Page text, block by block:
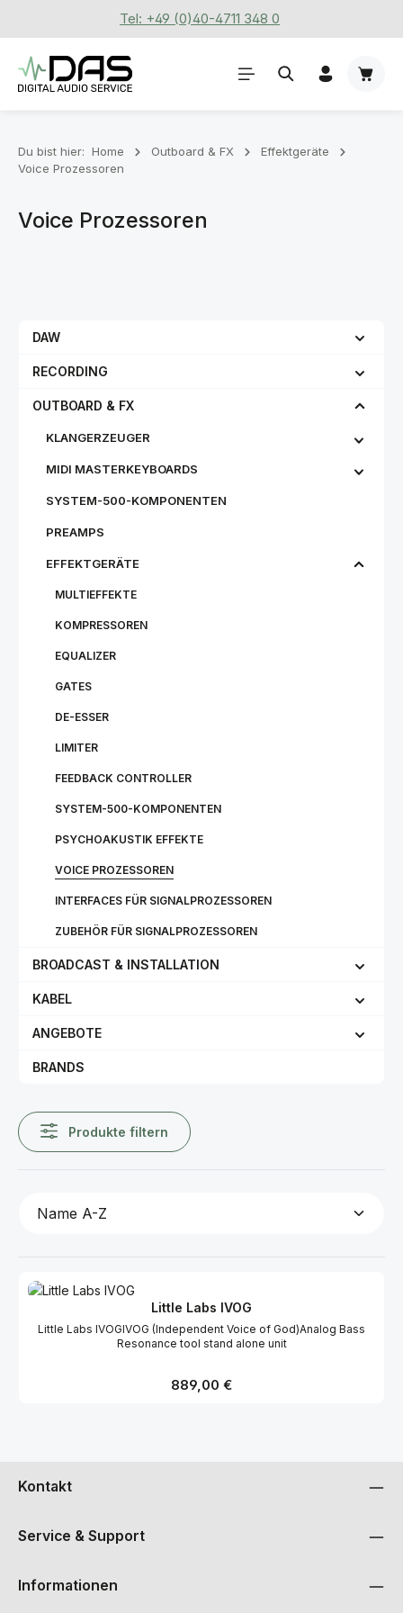
Zum Hauptinhalt springenTel: +49 (0)40-4711 348 0
Du bist hier: Home Outboard & FX
Effektgeräte
Voice Prozessoren
Voice Prozessoren
DAW
RECORDING
OUTBOARD & FX
KLANGERZEUGER
MIDI MASTERKEYBOARDS
SYSTEM-500-KOMPONENTEN
PREAMPS
EFFEKTGERÄTE
MULTIEFFEKTE
KOMPRESSOREN
EQUALIZER
GATES
DE-ESSER
LIMITER
FEEDBACK CONTROLLER
SYSTEM-500-KOMPONENTEN
PSYCHOAKUSTIK EFFEKTE
VOICE PROZESSOREN
INTERFACES FÜR SIGNALPROZESSOREN
ZUBEHÖR FÜR SIGNALPROZESSOREN
BROADCAST & INSTALLATION
KABEL
ANGEBOTE
BRANDS
Produkte filtern
Little Labs IVOG
Little Labs IVOGIVOG (Independent Voice of God)Analog Bass
Resonance tool stand alone unit
Regulärer Preis:
889,00 €
Kontakt
Service & Support
Informationen